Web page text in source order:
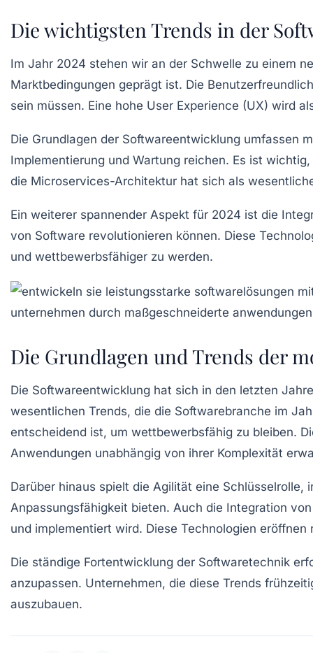
Die wichtigsten Trends in der
Im Jahr 2024 stehen wir an der Schwelle zu einem
Marktbedingungen geprägt ist. Die
sein müssen. Eine hohe User Experience (UX) wird
Die Grundlagen der Softwareentwicklung umfassen
Implementierung und Wartung reichen. Es ist
die Microservices-Architektur hat sich als
Ein weiterer spannender Aspekt für 2024 ist die
von Software revolutionieren können. Diese
und wettbewerbsfähiger zu werden.
Die Grundlagen und Trends der
Die Softwareentwicklung hat sich in den letzten
wesentlichen Trends, die die Softwarebranche im
entscheidend ist, um wettbewerbsfähig zu bleiben.
Anwendungen unabhängig von ihrer Komplexität
Darüber hinaus spielt die Agilität eine Schlüsselrolle,
Anpassungsfähigkeit bieten. Auch die Integration
und implementiert wird. Diese Technologien
Die ständige Fortentwicklung der Softwaretechnik
anzupassen. Unternehmen, die diese Trends
auszubauen.